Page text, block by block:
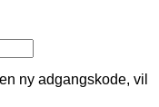
ny adgangskode, vil